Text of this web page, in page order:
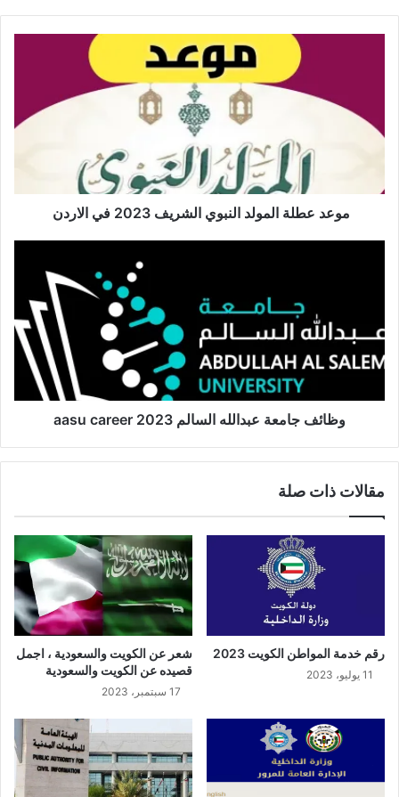
موعد عطلة المولد النبوي الشريف 2023 في الاردن
وظائف جامعة عبدالله السالم 2023 aasu career
مقالات ذات صلة
رقم خدمة المواطن الكويت 2023
11 يوليو، 2023
شعر عن الكويت والسعودية ، اجمل
قصيده عن الكويت والسعودية
17 سبتمبر، 2023